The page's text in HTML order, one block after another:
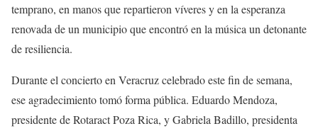
temprano, en manos que repartieron víveres y en la esperanza
renovada de un municipio que encontró en la música un detonante
de resiliencia.
Durante el concierto en Veracruz celebrado este fin de semana,
ese agradecimiento tomó forma pública. Eduardo Mendoza,
presidente de Rotaract Poza Rica, y Gabriela Badillo, presidenta